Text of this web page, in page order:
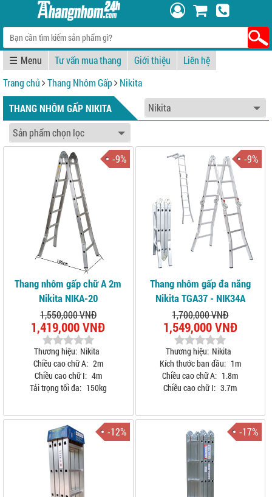
☰ Tư vấn mua thang Giới thiệu
Liên hệ
Trang chủ
Thang Nhôm Gấp
Nikita
THANG NHÔM GẤP NIKITA
-9%
Thang nhôm gấp chữ A 2m
Nikita NIKA-20
1,550,000 VNĐ
1,419,000 VNĐ
Thương hiệu: Nikita
Chiều cao chữ A: 2m
Chiều cao chữ I: 4m
Tải trọng tối đa: 150kg
-9%
Thang nhôm gấp đa năng
Nikita TGA37 - NIK34A
1,700,000 VNĐ
1,549,000 VNĐ
Thương hiệu: Nikita
Kích thước ban đầu: 1m
Chiều cao chữ A: 1.8m
Chiều cao chữ I: 3.7m
-12% -17%